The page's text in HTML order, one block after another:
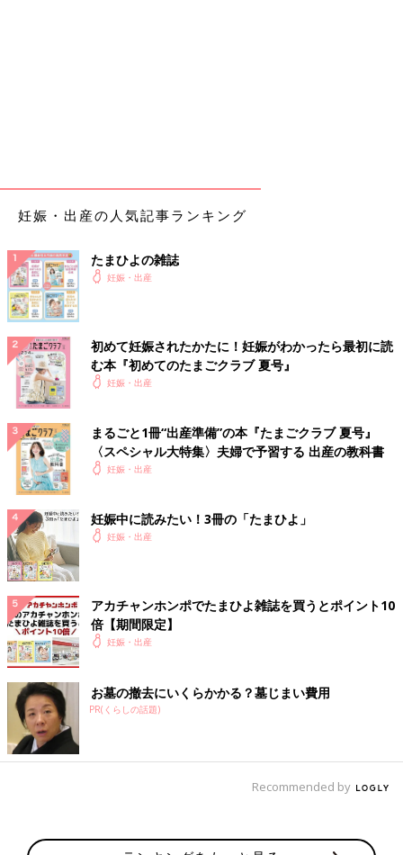
妊娠・出産の人気記事ランキング
たまひよの雑誌
妊娠・出産
初めて妊娠されたかたに！妊娠がわかったら最初に読
む本『初めてのたまごクラブ 夏号』
妊娠・出産
まるごと1冊“出産準備”の本『たまごクラブ 夏号』
〈スペシャル大特集〉夫婦で予習する 出産の教科書
妊娠・出産
妊娠中に読みたい！3冊の「たまひよ」
妊娠・出産
アカチャンホンポでたまひよ雑誌を買うとポイント10
倍【期間限定】
妊娠・出産
お墓の撤去にいくらかかる？墓じまい費用
PR(くらしの話題)
Recommended by